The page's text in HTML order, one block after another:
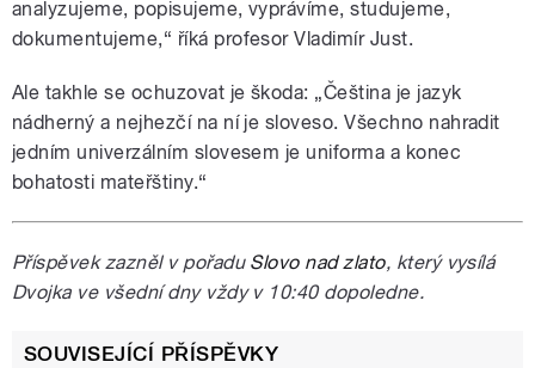
pause
dokumentovat události, pořádat
výstavy a začalo se mapovat.
Vypadá to seriózně: co je na
ale skutečně všichni stávat
analyzujeme, popisujeme, vyprávíme, studujeme,
dokumentujeme,“ říká profesor Vladimír Just.
Ale takhle se ochuzovat je škoda: „Čeština je jazyk
nádherný a nejhezčí na ní je sloveso. Všechno nahradit
jedním univerzálním slovesem je uniforma a konec
bohatosti mateřštiny.“
Příspěvek zazněl v pořadu Slovo nad zlato, který vysílá
Dvojka ve všední dny vždy v 10:40 dopoledne.
SOUVISEJÍCÍ PŘÍSPĚVKY